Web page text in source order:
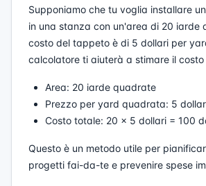
Supponiamo che tu voglia installare
in una stanza con un'area di 20 iarde
costo del tappeto è di 5 dollari per
calcolatore ti aiuterà a stimare il
Area: 20 iarde quadrate
Prezzo per yard quadrata: 5
Costo totale: 20 × 5 dollari = 100
Questo è un metodo utile per
progetti fai-da-te e prevenire spese